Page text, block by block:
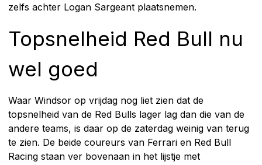
zelfs achter Logan Sargeant plaatsnemen.
Topsnelheid Red Bull nu
wel goed
Waar Windsor op vrijdag nog liet zien dat de
topsnelheid van de Red Bulls lager lag dan die van de
andere teams, is daar op de zaterdag weinig van terug
te zien. De beide coureurs van Ferrari en Red Bull
Racing staan ver bovenaan in het lijstje met